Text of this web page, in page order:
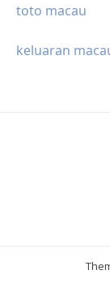
toto macau
keluaran